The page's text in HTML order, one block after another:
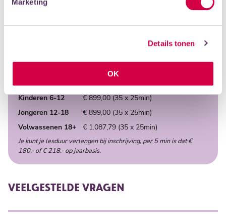
Marketing
Details tonen
OK
MOGELIJKHEDEN
Eemhuis, ICOON, Hoogland
PRIJS
Kinderen 6-12
€ 899,00 (35 x 25min)
Jongeren 12-18
€ 899,00 (35 x 25min)
Volwassenen 18+
€ 1.087,79 (35 x 25min)
Je kunt je lesduur verlengen bij inschrijving, per 5 min is dat €
180,- of € 218,- op jaarbasis.
VEELGESTELDE VRAGEN